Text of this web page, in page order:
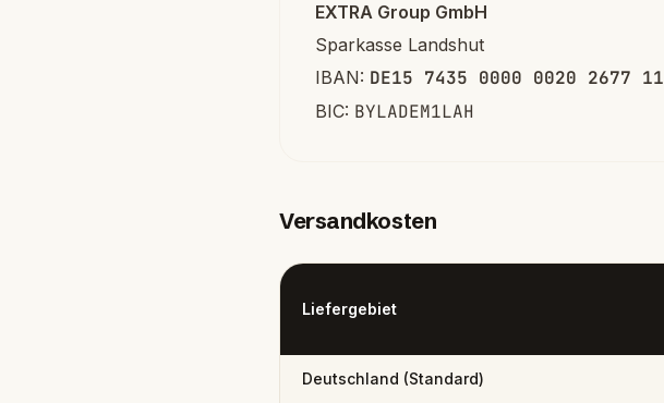
EXTRA Group GmbH
Sparkasse Landshut
IBAN: DE15 7435 0000 0020 2677 11
BIC: BYLADEM1LAH
Versandkosten
Liefergebiet
Deutschland (Standard)